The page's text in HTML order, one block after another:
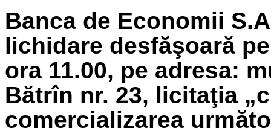
Banca de Economii
lichidare desfăşoară
ora 11.00, pe adresa:
Bătrîn nr. 23, licitaţia
comercializarea